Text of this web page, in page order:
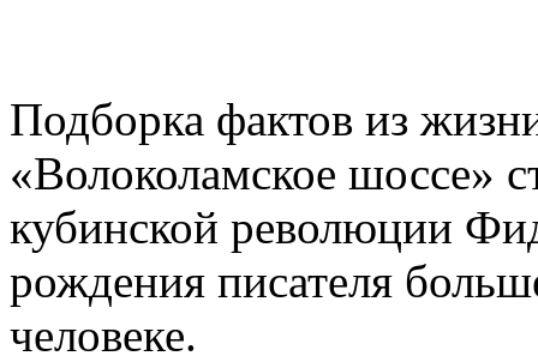
Подборка фактов из
«Волоколамское шоссе»
кубинской революции
рождения писателя
человеке.